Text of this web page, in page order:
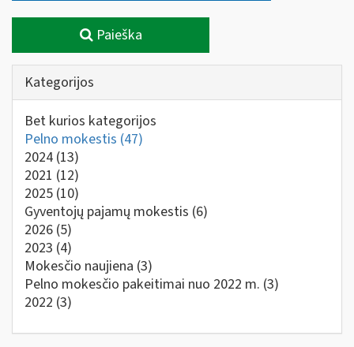
Paieška
Kategorijos
Bet kurios kategorijos
Pelno mokestis (47)
2024 (13)
2021 (12)
2025 (10)
Gyventojų pajamų mokestis (6)
2026 (5)
2023 (4)
Mokesčio naujiena (3)
Pelno mokesčio pakeitimai nuo 2022 m. (3)
2022 (3)